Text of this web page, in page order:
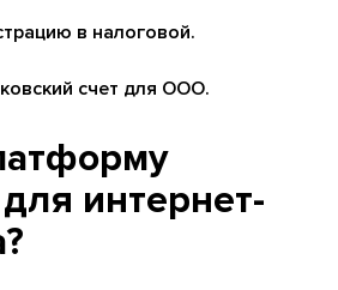
в налоговой.
счет для ООО.
интернет-